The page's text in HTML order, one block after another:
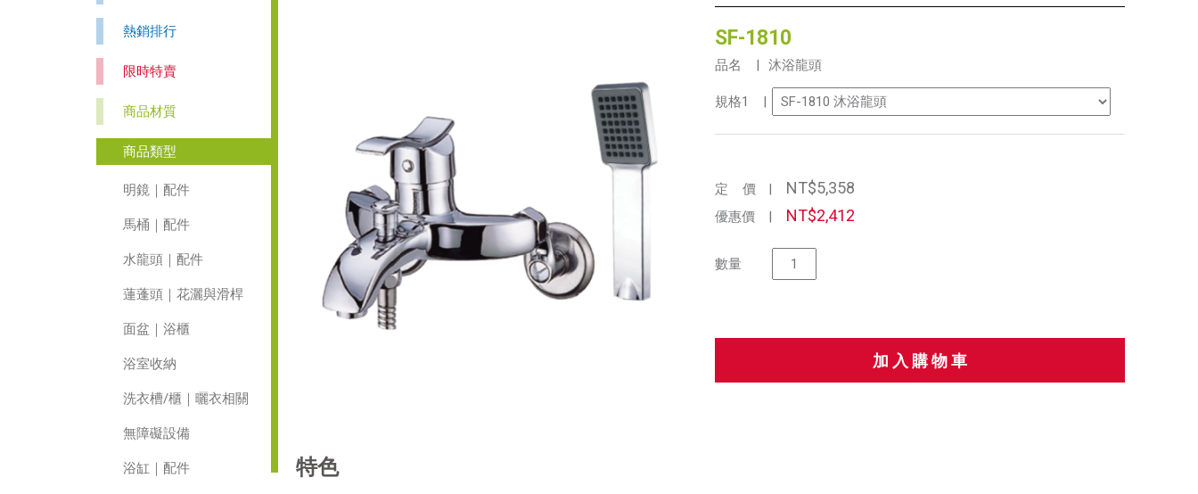
熱銷排行
限時特賣
商品材質
商品類型
明鏡｜配件
馬桶｜配件
水龍頭｜配件
蓮蓬頭｜花灑與滑桿
面盆｜浴櫃
浴室收納
洗衣槽/櫃｜曬衣相關
無障礙設備
浴缸｜配件
SF-1810
品名 | 沐浴龍頭
規格1 |
定 價 | NT$5,358
優惠價 | NT$2,412
數量
特色